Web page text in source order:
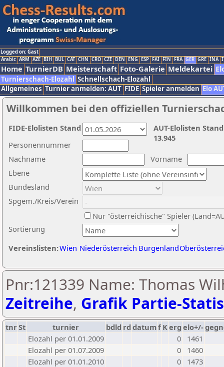
Logged on: Gast
Arabic ARM AZE BIH BUL CAT CHN CRO CZE DEN ENG ESP FAI FIN FRA GER GRE INA
Home TurnierDB Meisterschaft Foto-Galerie Meldekartei
Turnierschach-Elozahl Schnellschach-Elozahl
Allgemeines Turnier anmelden: AUT FIDE Spieler anmelden Elo
Willkommen bei den offiziellen
Nachname
Vorname
Ebene
Sortierung
Personennummer
Bundesland
Spgem./Kreis/Verein
Nur "österreichische" Spieler
Vereinslisten:Wien Niederösterreich Burgenland
AUT-Elolisten
13.945
FIDE-Elolisten Stand
Pnr:121339 Name: Thomas
Zeitreihe, Grafik Partie-
tnrSt turnier bdld rd datumf Kerg elo+/-
Elozahl per 01.01.2009
0
1461
Elozahl per 01.07.2009
0
1460
Elozahl per 01.01.2010
0
1473